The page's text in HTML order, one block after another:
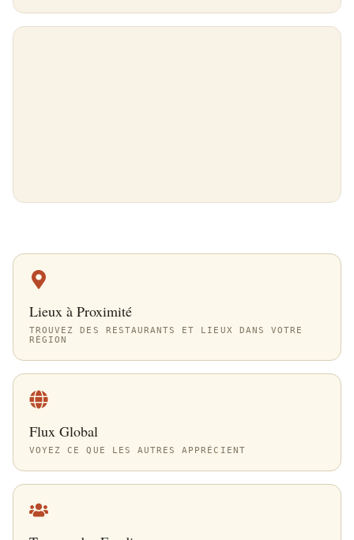
Lieux à Proximité
TROUVEZ DES RESTAURANTS ET LIEUX DANS VOTRE
RÉGION
Flux Global
VOYEZ CE QUE LES AUTRES APPRÉCIENT